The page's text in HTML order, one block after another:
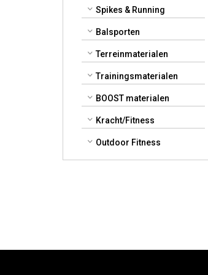
Spikes & Running
Balsporten
Terreinmaterialen
Trainingsmaterialen
BOOST materialen
Kracht/Fitness
Outdoor Fitness